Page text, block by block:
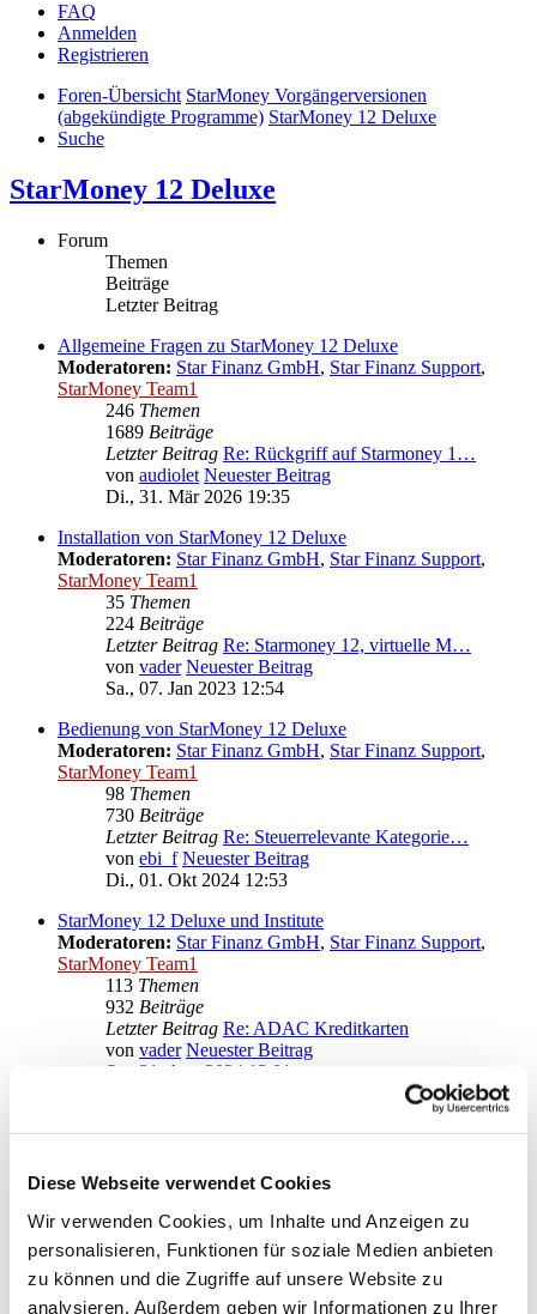
Diese Webseite verwendet Cookies
Wir verwenden Cookies, um Inhalte und Anzeigen zu
personalisieren, Funktionen für soziale Medien anbieten
zu können und die Zugriffe auf unsere Website zu
analysieren. Außerdem geben wir Informationen zu Ihrer
FAQ
Anmelden
Registrieren
Foren-Übersicht StarMoney Vorgängerversionen
(abgekündigte Programme) StarMoney 12 Deluxe
Suche
StarMoney 12 Deluxe
Forum
Themen
Beiträge
Letzter Beitrag
Allgemeine Fragen zu StarMoney 12 Deluxe
Moderatoren: Star Finanz GmbH, Star Finanz Support,
StarMoney Team1
246 Themen
1689 Beiträge
Letzter Beitrag Re: Rückgriff auf Starmoney 1…
von audiolet Neuester Beitrag
Di., 31. Mär 2026 19:35
Installation von StarMoney 12 Deluxe
Moderatoren: Star Finanz GmbH, Star Finanz Support,
StarMoney Team1
35 Themen
224 Beiträge
Letzter Beitrag Re: Starmoney 12, virtuelle M…
von vader Neuester Beitrag
Sa., 07. Jan 2023 12:54
Bedienung von StarMoney 12 Deluxe
Moderatoren: Star Finanz GmbH, Star Finanz Support,
StarMoney Team1
98 Themen
730 Beiträge
Letzter Beitrag Re: Steuerrelevante Kategorie…
von ebi_f Neuester Beitrag
Di., 01. Okt 2024 12:53
StarMoney 12 Deluxe und Institute
Moderatoren: Star Finanz GmbH, Star Finanz Support,
StarMoney Team1
113 Themen
932 Beiträge
Letzter Beitrag Re: ADAC Kreditkarten
von vader Neuester Beitrag
Sa., 31. Aug 2024 13:01
Anregungen und Wünsche zu StarMoney 12 Deluxe
Moderatoren: Star Finanz GmbH,Star Finanz Support,
Gehe zu
Star Finanz GmbH
↳ Ankündigungen der Star Finanz GmbH
↳ Inhalte OnlineUpdates (Produktaktualisierungen)